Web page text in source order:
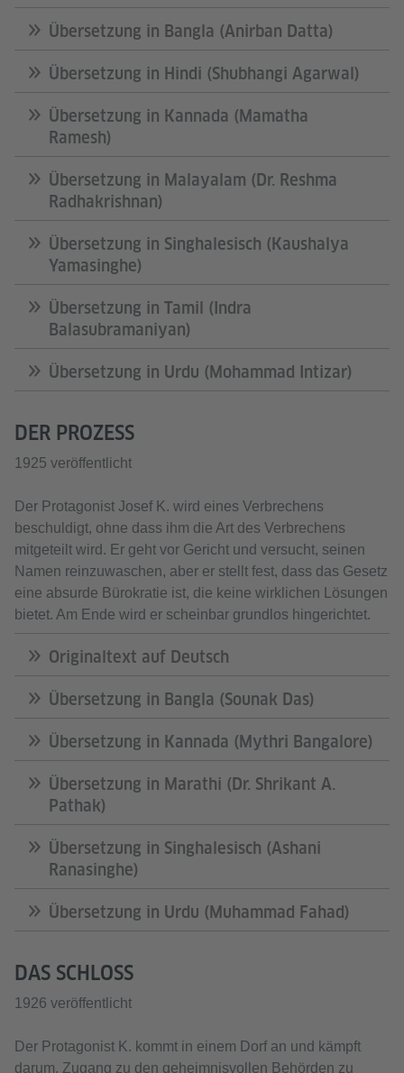
Übersetzung in Bangla (Anirban Datta)
Übersetzung in Hindi (Shubhangi Agarwal)
Übersetzung in Kannada (Mamatha
Ramesh)
Übersetzung in Malayalam (Dr. Reshma
Radhakrishnan)
Übersetzung in Singhalesisch (Kaushalya
Yamasinghe)
Übersetzung in Tamil (Indra
Balasubramaniyan)
Übersetzung in Urdu (Mohammad Intizar)
DER PROZESS
1925 veröffentlicht
Der Protagonist Josef K. wird eines Verbrechens
beschuldigt, ohne dass ihm die Art des Verbrechens
mitgeteilt wird. Er geht vor Gericht und versucht, seinen
Namen reinzuwaschen, aber er stellt fest, dass das Gesetz
eine absurde Bürokratie ist, die keine wirklichen Lösungen
bietet. Am Ende wird er scheinbar grundlos hingerichtet.
Originaltext auf Deutsch
Übersetzung in Bangla (Sounak Das)
Übersetzung in Kannada (Mythri Bangalore)
Übersetzung in Marathi (Dr. Shrikant A.
Pathak)
Übersetzung in Singhalesisch (Ashani
Ranasinghe)
Übersetzung in Urdu (Muhammad Fahad)
DAS SCHLOSS
1926 veröffentlicht
Der Protagonist K. kommt in einem Dorf an und kämpft
darum, Zugang zu den geheimnisvollen Behörden zu